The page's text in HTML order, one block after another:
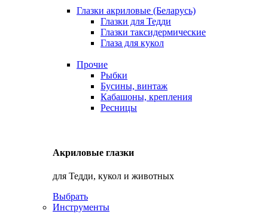
Глазки акриловые (Беларусь)
Глазки для Тедди
Глазки таксидермические
Глаза для кукол
Прочие
Рыбки
Бусины, винтаж
Кабашоны, крепления
Ресницы
Акриловые глазки
для Тедди, кукол и животных
Выбрать
Инструменты